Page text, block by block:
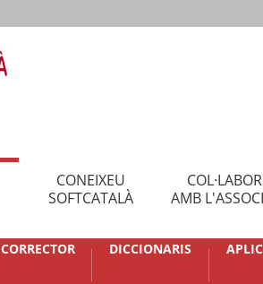
CONEIXEU
SOFTCATALÀ
AMB
CORRECTOR DICCIONARIS